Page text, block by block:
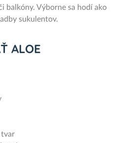
balkóny. Výborne sa hodí ako
sukulentov.
ALOE
tvar